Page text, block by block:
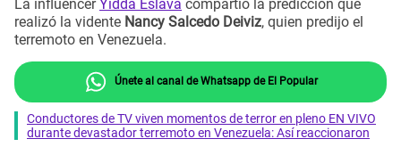
La influencerYidda Eslava compartió la predicción que
realizó la vidente Nancy Salcedo Deiviz, quien predijo el
terremoto en Venezuela.
Únete al canal de Whatsapp de El Popular
Conductores de TV viven momentos de terror en pleno EN VIVO
durante devastador terremoto en Venezuela: Así reaccionaron